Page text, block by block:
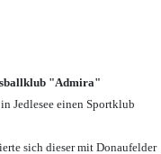
"Admira"
Jedlesee einen Sportklub
sich dieser mit Donaufelder